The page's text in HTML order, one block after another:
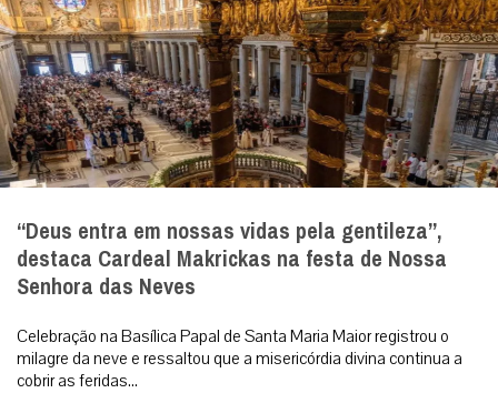
“Deus entra em nossas vidas pela gentileza”,
destaca Cardeal Makrickas na festa de Nossa
Senhora das Neves
Celebração na Basílica Papal de Santa Maria Maior registrou o
milagre da neve e ressaltou que a misericórdia divina continua a
cobrir as feridas...